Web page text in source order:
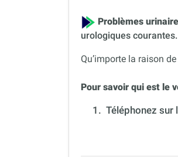
Problèmes
urologiques courantes.
Qu’importe la raison
Pour savoir qui est le
1. Téléphonez sur